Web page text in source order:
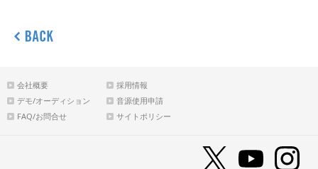
会社概要
採用情報
デモ/オーディション
音源使用申請
FAQ/お問合せ
サイトポリシー